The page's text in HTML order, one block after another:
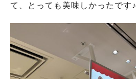
て、とっても美味しかったです♪